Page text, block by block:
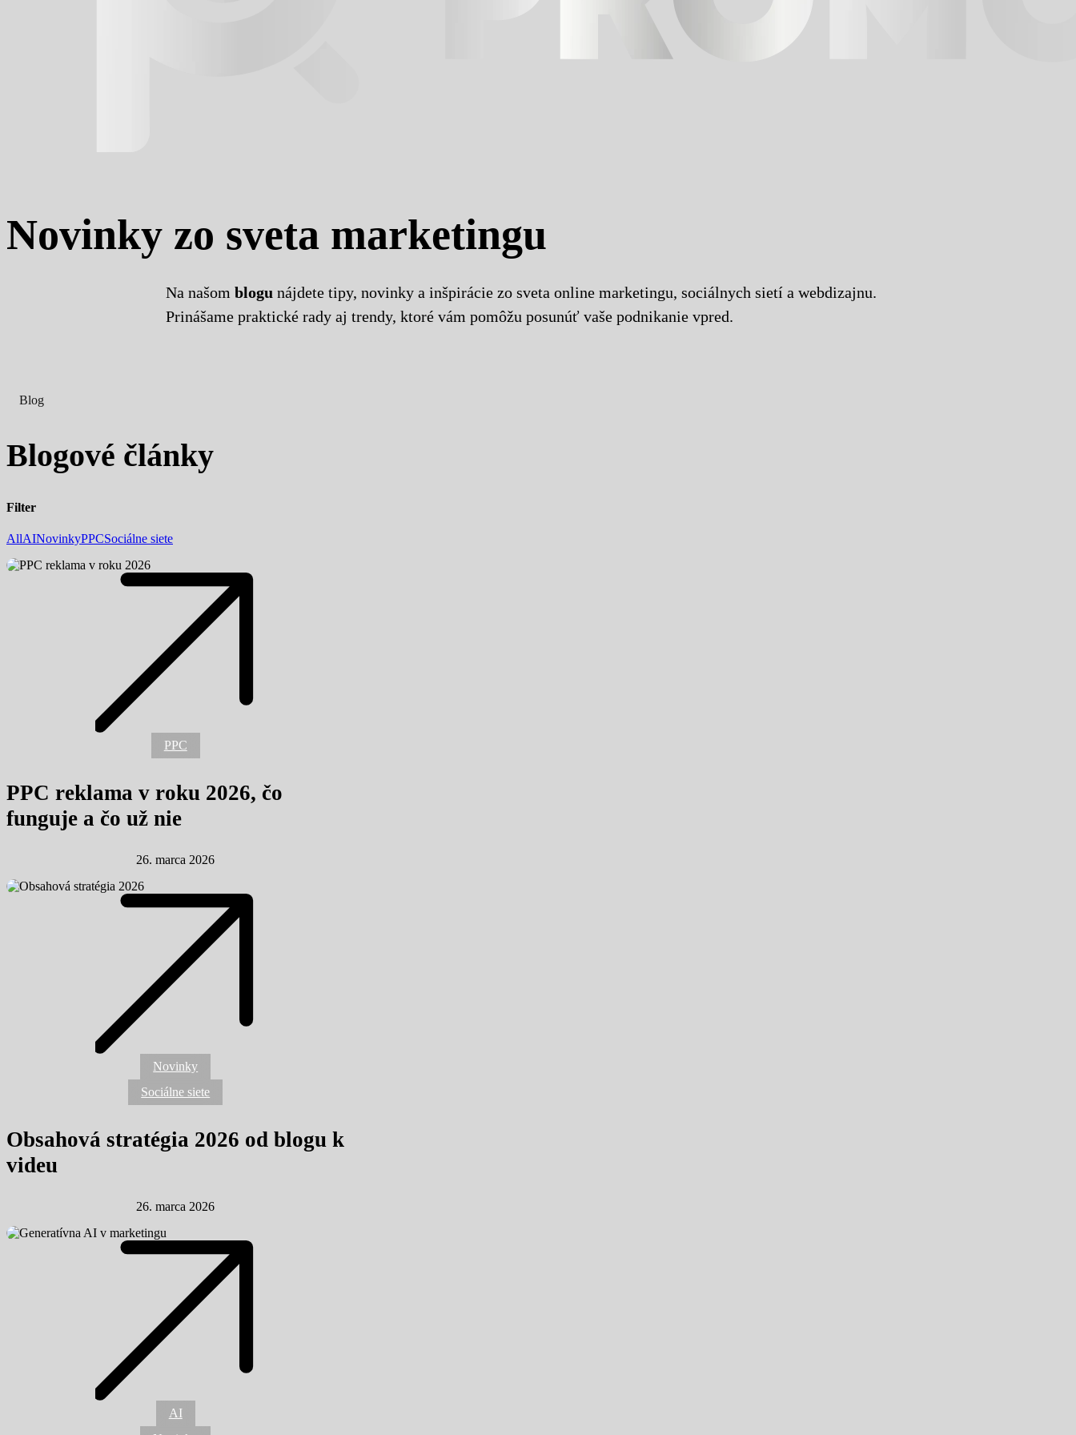
Novinky zo sveta marketingu
Na našomblogu nájdete tipy, novinky a inšpirácie zo sveta online marketingu, sociálnych sietí a webdizajnu.
Prinášame praktické rady aj trendy, ktoré vám pomôžu posunúť vaše podnikanie vpred.
Blog
Blogové články
Filter
AllAINovinkyPPCSociálne siete
čo
funguje
nie
PPC
PPC reklama v roku 2026, čo
funguje a čo už nie
26. marca 2026
2026 od
blogu k
Novinky
Sociálne siete
Obsahová stratégia 2026 od blogu k
videu
26. marca 2026
AI v
marketingu
AI